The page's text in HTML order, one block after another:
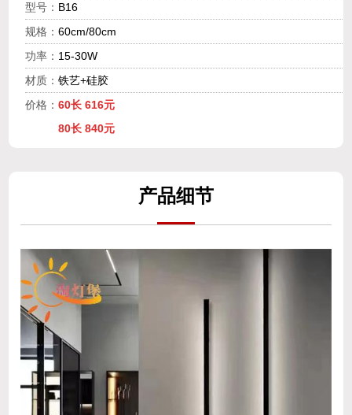
型号： B16
规格： 60cm/80cm
功率： 15-30W
材质： 铁艺+硅胶
价格： 60长 616元
80长 840元
产品细节